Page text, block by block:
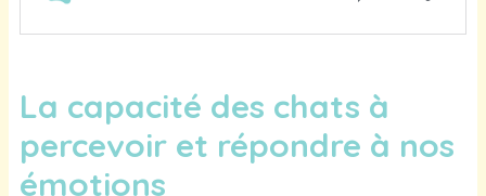
La capacité des chats à
percevoir et répondre à nos
émotions